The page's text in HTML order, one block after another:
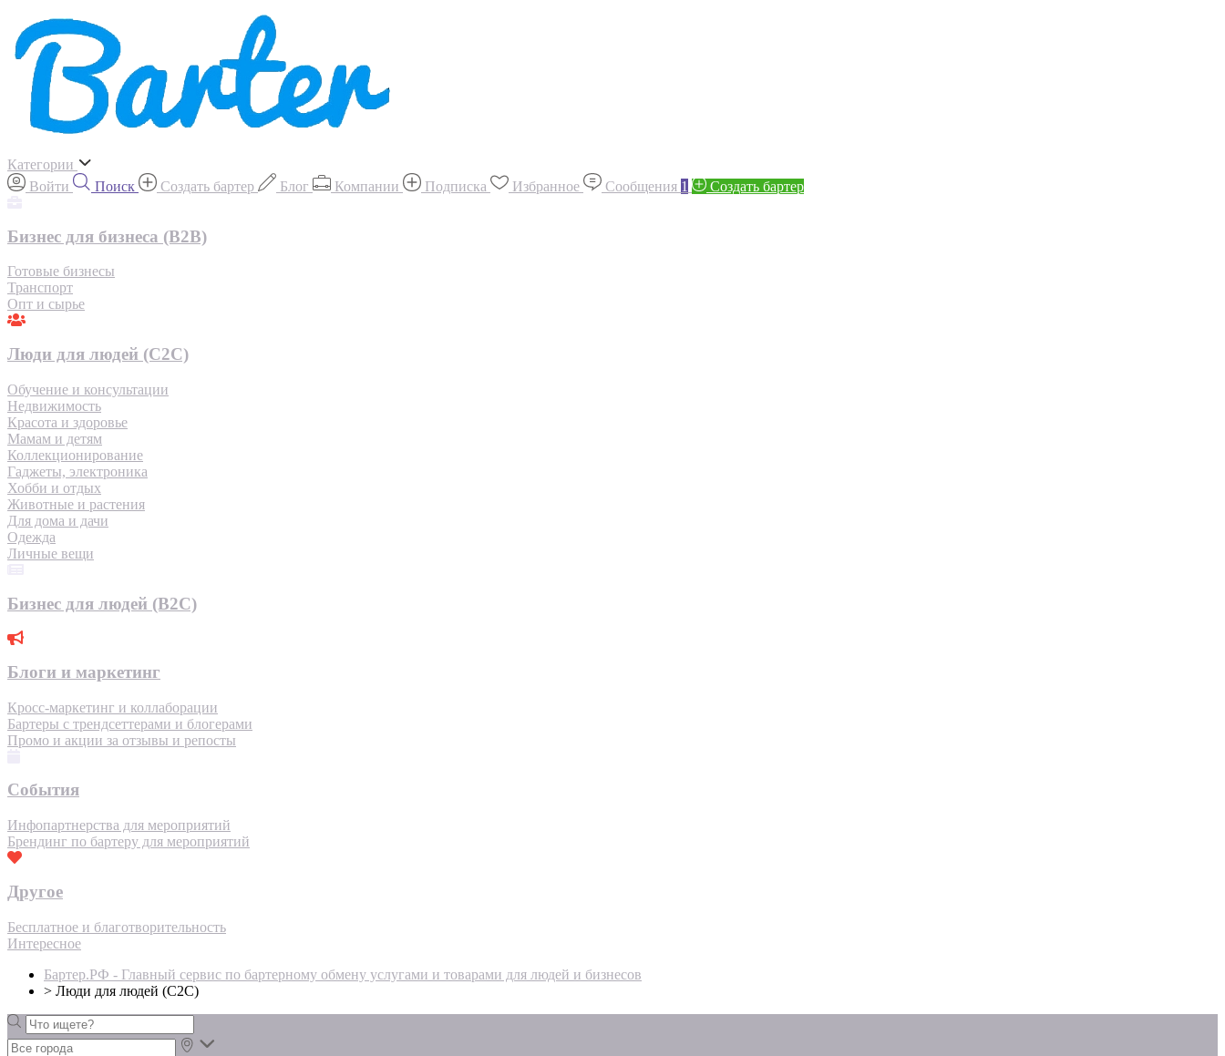
Категории
Войти
Поиск Создать бартер Блог Компании Подписка Избранное Сообщения 1 Создать бартер
Бизнес для бизнеса (B2B)
Готовые бизнесы
Транспорт
Опт и сырье
Люди для людей (С2С)
Обучение и консультации
Недвижимость
Красота и здоровье
Мамам и детям
Коллекционирование
Гаджеты, электроника
Хобби и отдых
Животные и растения
Для дома и дачи
Одежда
Личные вещи
Бизнес для людей (B2C)
Блоги и маркетинг
Кросс-маркетинг и коллаборации
Бартеры с трендсеттерами и блогерами
Промо и акции за отзывы и репосты
События
Инфопартнерства для мероприятий
Брендинг по бартеру для мероприятий
Другое
Бесплатное и благотворительность
Интересное
Бартер.РФ - Главный сервис по бартерному обмену услугами и товарами для людей и бизнесов
> Люди для людей (С2С)